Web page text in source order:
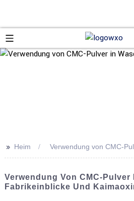
>> Heim Verwendung von CMC-
Verwendung Von CMC-Pulver
Fabrikeinblicke Und